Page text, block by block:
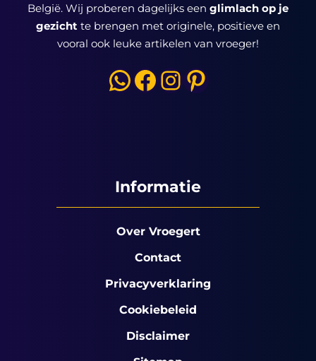
België. Wij proberen dagelijks een glimlach op je
gezicht te brengen met originele, positieve en
vooral ook leuke artikelen van vroeger!
WhatsApp
Facebook
Instagram
Pinterest
Informatie
Over Vroegert
Contact
Privacyverklaring
Cookiebeleid
Disclaimer